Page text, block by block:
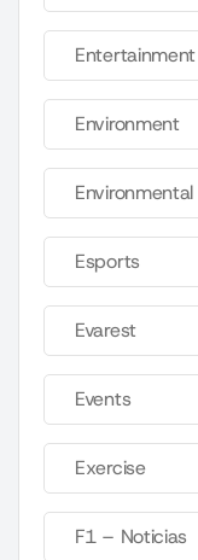
Entertainment
Environment
Environmental
Esports
Evarest
Events
Exercise
F1 – Noticias